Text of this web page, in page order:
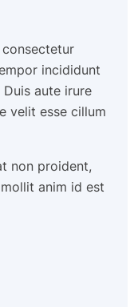
incididunt
aute irure
velit esse cillum
non proident,
anim id est